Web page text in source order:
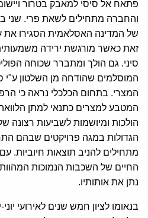
פתאח אל סיסי למאבק בטרור
והחברה מתחילים לשאת פרי. שני
של המדינה האסלאמית הסגירו את
זאת כאשר מורגשת ירידה
סיני. גם הולך ומתברר שכוחה
המוסלמים שהודחה מן השלטון ע"י
המצרי. בתחום הכלכלי נראה כי
הולכות ומיושמות לשביעות רצונה
הגדולות במגה פרויקטים שבהם
מתחילים להניב תוצאות חיוביות.
החיים של השכבות הנמוכות המהוות
נתן את אותותיו.